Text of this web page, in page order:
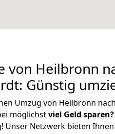
von Heilbronn
Günstig
Umzug von Heilbronn
möglichstviel Geld sparen?
Unser Netzwerk bieten Ihnen